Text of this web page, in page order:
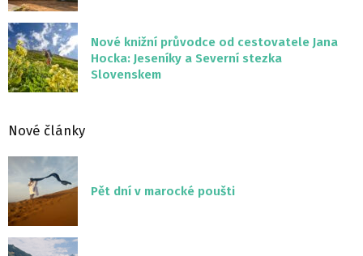
Nové knižní průvodce od cestovatele Jana
Hocka: Jeseníky a Severní stezka
Slovenskem
Nové články
Pět dní v marocké poušti